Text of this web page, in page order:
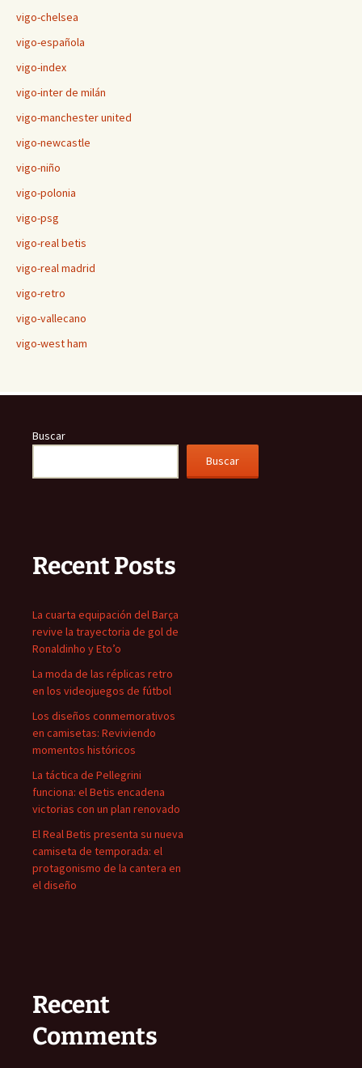
vigo-chelsea
vigo-española
vigo-index
vigo-inter de milán
vigo-manchester united
vigo-newcastle
vigo-niño
vigo-polonia
vigo-psg
vigo-real betis
vigo-real madrid
vigo-retro
vigo-vallecano
vigo-west ham
Buscar
Buscar
Recent Posts
La cuarta equipación del Barça
revive la trayectoria de gol de
Ronaldinho y Eto’o
La moda de las réplicas retro
en los videojuegos de fútbol
Los diseños conmemorativos
en camisetas: Reviviendo
momentos históricos
La táctica de Pellegrini
funciona: el Betis encadena
victorias con un plan renovado
El Real Betis presenta su nueva
camiseta de temporada: el
protagonismo de la cantera en
el diseño
Recent
Comments